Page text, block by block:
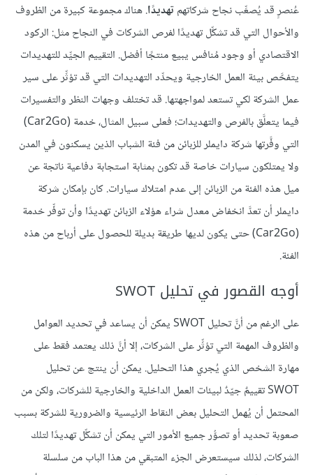
عُنصرٍ قد يُصعِّب نجاح شركاتهم تهديدًا. هناك مجموعة كبيرة من الظروف
والأحوال التي قد تشكِّل تهديدًا لفرص الشركات في النجاح مثل: الركود
الاقتصادي أو وجود مُنافس يبيع منتجًا أفضل. التقييم الجيِّد للتهديدات
يتفحَّص بيئة العمل الخارجية ويحدِّد التهديدات التي قد تؤثِّر على سير
عمل الشركة لكي تستعد لمواجهتها. قد تختلف وجهات النظر والتفسيرات
فيما يتعلَّق بالفرص والتهديدات؛ فعلى سبيل المثال، خدمة (Car2Go)
التي وفَّرتها شركة دايملر للزبائن من فئة الشباب الذين يسكنون في المدن
ولا يمتلكون سيارات خاصة قد تكون بمثابة استجابة دفاعية ناتجة عن
ميل هذه الفئة من الزبائن إلى عدم امتلاك سيارات. كان بإمكان شركة
دايملر أن تعدَّ انخفاض معدل شراء هؤلاء الزبائن تهديدًا وأن توفِّر خدمة
(Car2Go) حتى يكون لديها طريقة بديلة للحصول على أرباح من هذه
الفئة.
أوجه القصور في تحليل SWOT
على الرغم من أنَّ تحليل SWOT يمكن أن يساعد في تحديد العوامل
والظروف المهمة التي تؤثِّر على الشركات، إلا أنَّ ذلك يعتمد فقط على
مهارة الشخص الذي يُجري هذا التحليل. يمكن أن ينتج عن تحليل
SWOT تقييمٌ جيّدٌ لبيئات العمل الداخلية والخارجية للشركات، ولكن من
المحتمل أن يُهمل التحليل بعض النقاط الرئيسية والضرورية للشركة بسبب
صعوبة تحديد أو تصوُّر جميع الأمور التي يمكن أن تشكِّل تهديدًا لتلك
الشركات، لذلك سيستعرض الجزء المتبقي من هذا الباب من سلسلة